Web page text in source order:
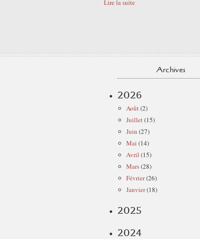
Lire la suite
Archives
2026
Août(2)
Juillet(15)
Juin (27)
Mai (14)
Avril (15)
Mars(28)
Février(26)
Janvier(18)
2025
2024